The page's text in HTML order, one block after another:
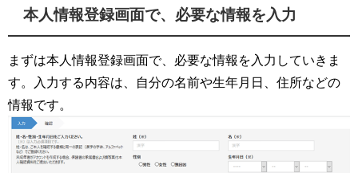
本人情報登録画面で、必要な情報を入力
まずは本人情報登録画面で、必要な情報を入力していきま
す。入力する内容は、自分の名前や生年月日、住所などの
情報です。